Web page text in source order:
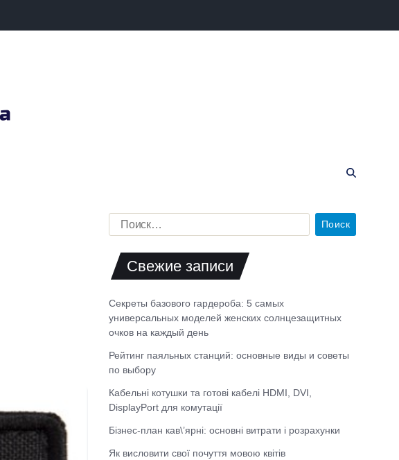
Свежие записи
Секреты базового гардероба: 5 самых
универсальных моделей женских солнцезащитных
очков на каждый день
Рейтинг паяльных станций: основные виды и советы
по выбору
Кабельні котушки та готові кабелі HDMI, DVI,
DisplayPort для комутації
Бізнес-план кав\’ярні: основні витрати і розрахунки
Як висловити свої почуття мовою квітів